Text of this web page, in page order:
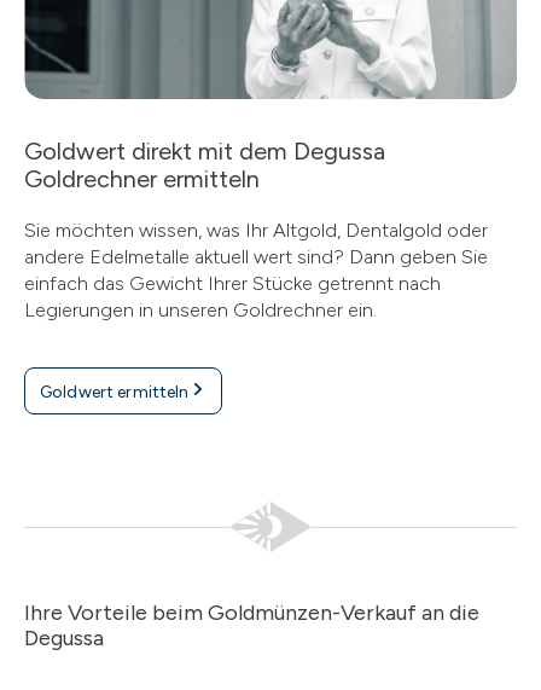
Goldwert direkt mit dem Degussa
Goldrechner ermitteln
Sie möchten wissen, was Ihr Altgold, Dentalgold oder
andere Edelmetalle aktuell wert sind? Dann geben Sie
einfach das Gewicht Ihrer Stücke getrennt nach
Legierungen in unseren Goldrechner ein.
Goldwert ermitteln
Ihre Vorteile beim Goldmünzen-Verkauf an die
Degussa